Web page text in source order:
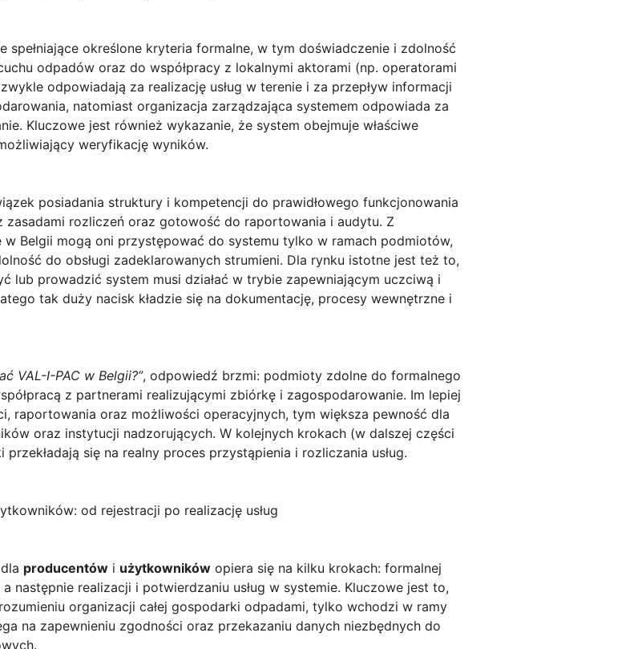
spełniające określone kryteria formalne, w tym doświadczenie i zdolność
odpadów oraz do współpracy z lokalnymi aktorami (np. operatorami
odpowiadają za realizację usług w terenie i za przepływ informacji
natomiast organizacja zarządzająca systemem odpowiada za
Kluczowe jest również wykazanie, że system obejmuje właściwe
weryfikację wyników.
posiadania struktury i kompetencji do prawidłowego funkcjonowania
rozliczeń oraz gotowość do raportowania i audytu. Z
Belgii mogą oni przystępować do systemu tylko w ramach podmiotów,
do obsługi zadeklarowanych strumieni. Dla rynku istotne jest też to,
lub prowadzić system musi działać w trybie zapewniającym uczciwą i
tak duży nacisk kładzie się na dokumentację, procesy wewnętrzne i
VAL-I-PAC w Belgii?”, odpowiedź brzmi: podmioty zdolne do formalnego
z partnerami realizującymi zbiórkę i zagospodarowanie. Im lepiej
raportowania oraz możliwości operacyjnych, tym większa pewność dla
oraz instytucji nadzorujących. W kolejnych krokach (w dalszej części
się na realny proces przystąpienia i rozliczania usług.
od rejestracji po realizację usług
producentów i użytkowników opiera się na kilku krokach: formalnej
następnie realizacji i potwierdzaniu usług w systemie. Kluczowe jest to,
organizacji całej gospodarki odpadami, tylko wchodzi w ramy
na zapewnieniu zgodności oraz przekazaniu danych niezbędnych do